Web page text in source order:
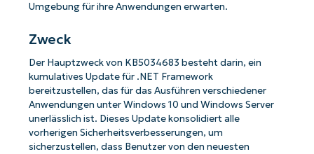
Umgebung für ihre Anwendungen erwarten.
Zweck
Der Hauptzweck von KB5034683 besteht darin, ein
kumulatives Update für .NET Framework
bereitzustellen, das für das Ausführen verschiedener
Anwendungen unter Windows 10 und Windows Server
unerlässlich ist. Dieses Update konsolidiert alle
vorherigen Sicherheitsverbesserungen, um
sicherzustellen, dass Benutzer von den neuesten